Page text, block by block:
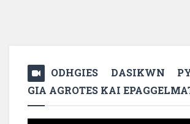
ODHGIES DASIKWN
GIA AGROTES KAI